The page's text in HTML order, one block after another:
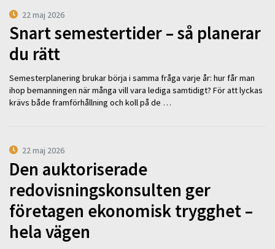
22 maj 2026
Snart semestertider – så planerar
du rätt
Semesterplanering brukar börja i samma fråga varje år: hur får man
ihop bemanningen när många vill vara lediga samtidigt? För att lyckas
krävs både framförhållning och koll på de …
22 maj 2026
Den auktoriserade
redovisningskonsulten ger
företagen ekonomisk trygghet –
hela vägen